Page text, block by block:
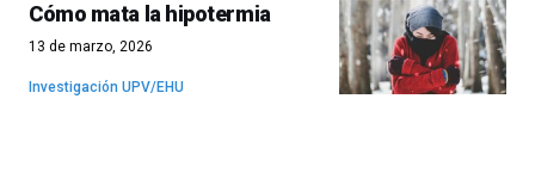
Cómo mata la hipotermia
13 de marzo, 2026
Investigación UPV/EHU